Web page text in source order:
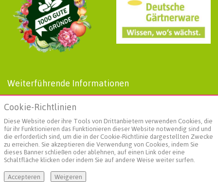
Weiterführende Informationen
AGBs
Datenschutz
Landgard
Social Media
Cookie-Richtlinien
Diese Website oder ihre Tools von Drittanbietern verwenden Cookies, die
für ihr Funktionieren das Funktionieren dieser Website notwendig sind und
die erforderlich sind, um die in der Cookie-Richtlinie dargestellten Zwecke
zu erreichen. Sie akzeptieren die Verwendung von Cookies, indem Sie
dieses Banner schließen oder ablehnen, auf einen Link oder eine
Schaltfläche klicken oder indem Sie auf andere Weise weiter surfen.
Accepteren Weigeren